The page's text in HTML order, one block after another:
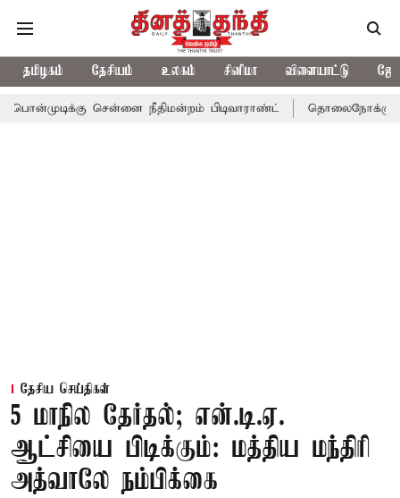
தமிழகம் தேசியம் உலகம் சினிமா விளையாட்டு
சென்னை நீதிமன்றம் பிடிவாராண்ட் தொலைநோக்கு பார்வையுடன்
தேசிய செய்திகள்
5 மாநில தேர்தல்; என்.டி.ஏ.
ஆட்சியை பிடிக்கும்: மத்திய மந்திரி
அத்வாலே நம்பிக்கை